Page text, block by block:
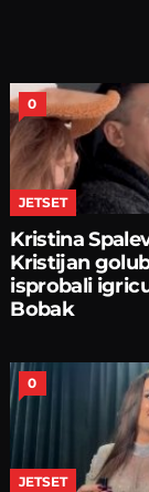
0
JETSET
Kristina
Kristijan
isprobali
Bobak
0
JETSET